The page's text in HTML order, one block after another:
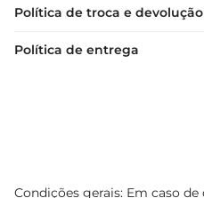
Política de troca e devolução
Política de entrega
Condições gerais: Em caso